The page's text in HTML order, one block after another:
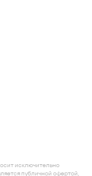
исключительно